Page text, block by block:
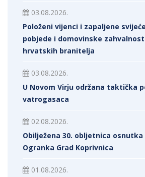
03.08.2026.
Položeni vijenci i zapaljene
pobjede i domovinske
hrvatskih branitelja
03.08.2026.
U Novom Virju održana taktička
vatrogasaca
02.08.2026.
Obilježena 30. obljetnica osnutka
Ogranka Grad Koprivnica
01.08.2026.